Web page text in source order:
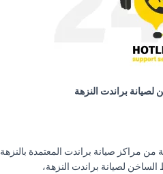
لصيانة براندت النزهة
مراكز صيانة براندت المعتمدة بالنزهة
لصيانة براندت النزهة،